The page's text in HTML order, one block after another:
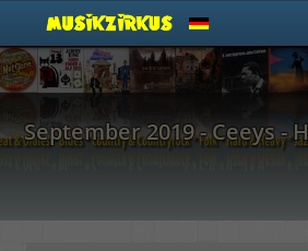
September 2019 - Ceeys -